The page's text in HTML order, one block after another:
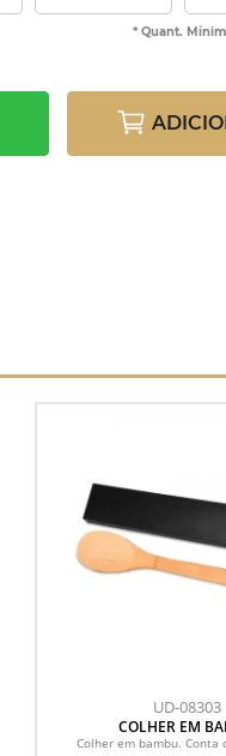
* Quant.
UD-08303
COLHER EM
UTILITY COM
Colher em bambu. Conta